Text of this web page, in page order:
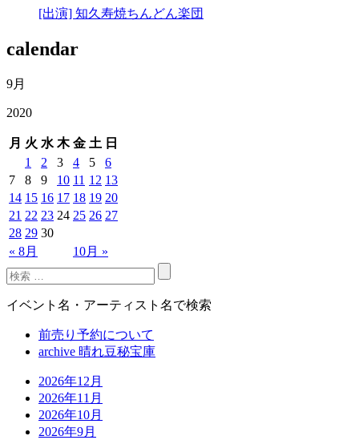
[出演] 知久寿焼ちんどん楽団
calendar
9月
2020
月 火 水 木 金 土 日
« 8月 10月 »
1 2 3 4 5
6
7
8 9 10 11 12 13
14 15 16 17 18 19 20
21 22 23 24 25 26 27
28 29 30
イベント名・アーティスト名で検索
前売り予約について
archive 晴れ豆秘宝庫
2026年12月
2026年11月
2026年10月
2026年9月